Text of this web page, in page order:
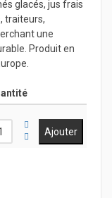
glacés, jus frais
traiteurs,
une
Produit en